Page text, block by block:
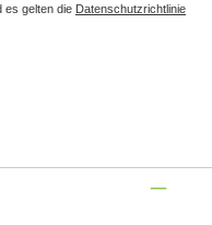
es gelten die Datenschutzrichtlinie